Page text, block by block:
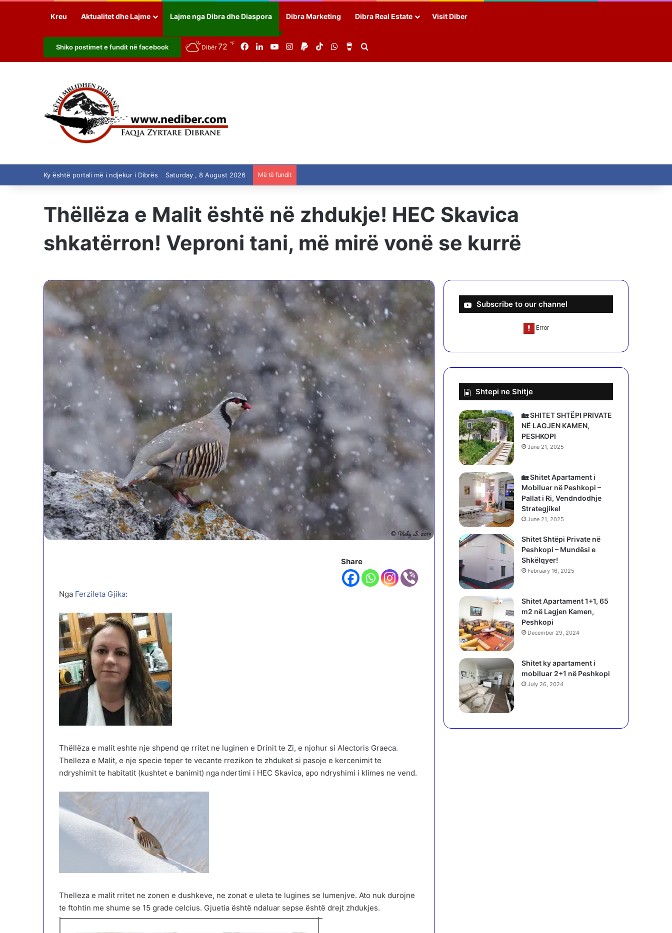
Kreu Aktualitet dhe Lajme Lajme nga Dibra dhe Diaspora Dibra Marketing Dibra Real Estate Visit Diber
Shiko postimet e fundit në facebook Dibër 72 ℉ FacebookLinkedInYouTubeInstagram
PaypalTikTokWhatsAppBuy Me a Coffee
Ky është portali më i ndjekur i Dibrës Saturday , 8 August 2026 Më të fundit
Thëllëza e Malit është në zhdukje! HEC Skavica
shkatërron! Veproni tani, më mirë vonë se kurrë
Share
Nga Ferzileta Gjika:
Thëllëza e malit eshte nje shpend qe rritet ne luginen e Drinit te Zi, e njohur si Alectoris Graeca.
Thelleza e Malit, e nje specie teper te vecante rrezikon te zhduket si pasoje e kercenimit te
ndryshimit te habitatit (kushtet e banimit) nga ndertimi i HEC Skavica, apo ndryshimi i klimes ne vend.
Thelleza e malit rritet ne zonen e dushkeve, ne zonat e uleta te lugines se lumenjve. Ato nuk durojne
te ftohtin me shume se 15 grade celcius. Gjuetia është ndaluar sepse është drejt zhdukjes.
Subscribe to our channel
Shtepi ne Shitje
🏡 SHITET SHTËPI PRIVATE
NË LAGJEN KAMEN,
PESHKOPI
June 21, 2025
🏡 Shitet Apartament i
Mobiluar në Peshkopi –
Pallat i Ri, Vendndodhje
Strategjike!
June 21, 2025
Shitet Shtëpi Private në
Peshkopi – Mundësi e
Shkëlqyer!
February 16, 2025
Shitet Apartament 1+1, 65
m2 në Lagjen Kamen,
Peshkopi
December 29, 2024
Shitet ky apartament i
mobiluar 2+1 në Peshkopi
July 26, 2024